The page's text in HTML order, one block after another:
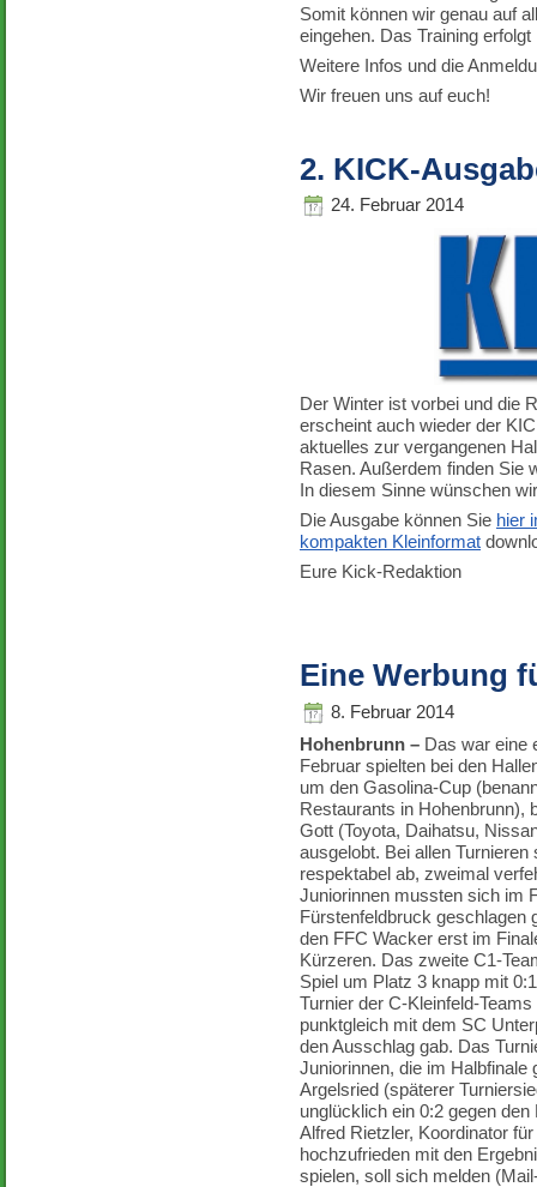
Somit können wir genau auf
eingehen. Das Training
Weitere Infos und die
Wir freuen uns auf euch!
2. KICK-
24. Februar 2014
Der Winter ist vorbei und die
erscheint auch wieder der
aktuelles zur vergangenen
Rasen. Außerdem finden Sie
In diesem Sinne wünschen
Die Ausgabe können Sie hier
kompakten Kleinformat
Eure Kick-Redaktion
Eine Werbung
8. Februar 2014
Hohenbrunn – Das war eine
Februar spielten bei den
um den Gasolina-Cup
Restaurants in Hohenbrunn),
Gott (Toyota, Daihatsu,
ausgelobt. Bei allen
respektabel ab, zweimal
Juniorinnen mussten sich im
Fürstenfeldbruck geschlagen
den FFC Wacker erst im
Kürzeren. Das zweite C1-
Spiel um Platz 3 knapp mit
Turnier der C-Kleinfeld-
punktgleich mit dem SC
den Ausschlag gab. Das
Juniorinnen, die im
Argelsried (späterer
unglücklich ein 0:2 gegen
Alfred Rietzler, Koordinator
hochzufrieden mit den
spielen, soll sich melden